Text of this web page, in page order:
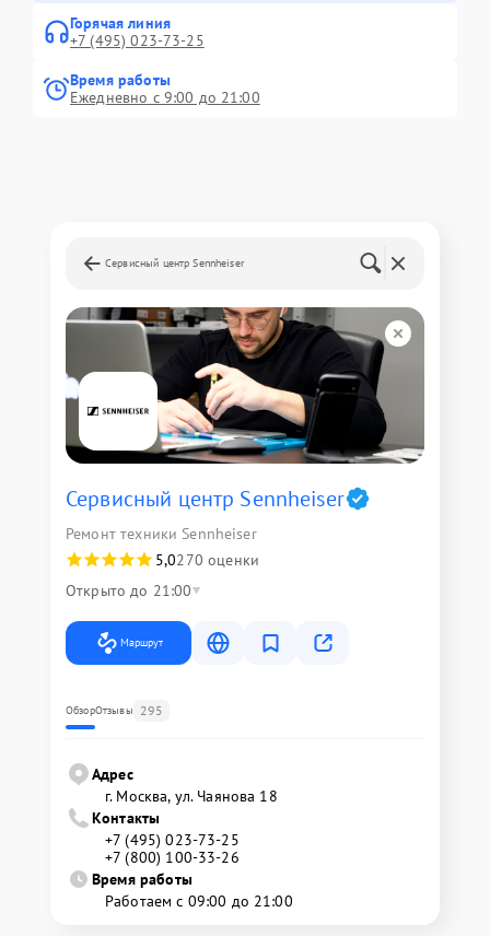
Горячая линия
+7 (495) 023-73-25
Время работы
Ежедневно с 9:00 до 21:00
Сервисный центр Sennheiser
Сервисный центр Sennheiser
Ремонт техники Sennheiser
5,0270 оценки
Открыто до 21:00
Маршрут
ОбзорОтзывы 295
Адрес
г. Москва, ул. Чаянова 18
Контакты
+7 (495) 023-73-25
+7 (800) 100-33-26
Время работы
Работаем с 09:00 до 21:00